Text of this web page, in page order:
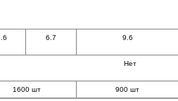
6.7 9.6
Нет
1600 шт 900 шт